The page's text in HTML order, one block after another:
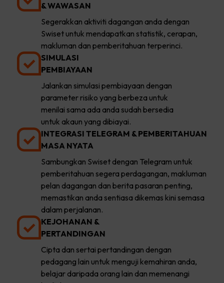
& WAWASAN
Segerakkan aktiviti dagangan anda dengan
Swiset untuk mendapatkan statistik, cerapan,
makluman dan pemberitahuan terperinci.
SIMULASI
PEMBIAYAAN
Jalankan simulasi pembiayaan dengan
parameter risiko yang berbeza untuk
menilai sama ada anda sudah bersedia
untuk akaun yang dibiayai.
INTEGRASI TELEGRAM & PEMBERITAHUAN
MASA NYATA
Sambungkan Swiset dengan Telegram untuk
pemberitahuan segera perdagangan, makluman
pelan dagangan dan berita pasaran penting,
memastikan anda sentiasa dikemas kini semasa
dalam perjalanan.
KEJOHANAN &
PERTANDINGAN
Cipta dan sertai pertandingan dengan
pedagang lain untuk menguji kemahiran anda,
belajar daripada orang lain dan memenangi